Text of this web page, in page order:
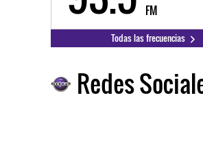
FM
Todas las frecuencias
Redes